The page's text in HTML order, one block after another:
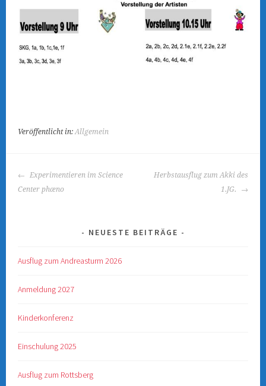
Veröffentlicht in: Allgemein
BEITRAGS-
NAVIGATION
Experimentieren im Science
Center phæno
Herbstausflug zum Akki des
1.JG.
NEUESTE BEITRÄGE
Ausflug zum Andreasturm 2026
Anmeldung 2027
Kinderkonferenz
Einschulung 2025
Ausflug zum Rottsberg